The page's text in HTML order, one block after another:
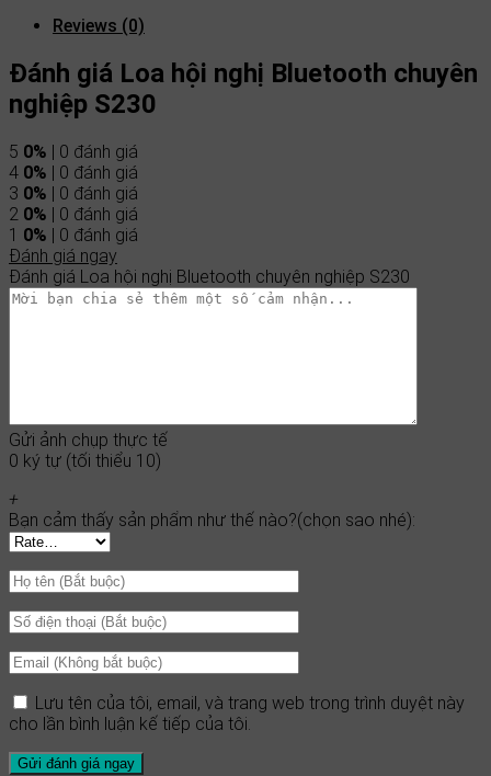
Reviews (0)
Đánh giá Loa hội nghị Bluetooth chuyên
nghiệp S230
5 0% | 0 đánh giá
4 0% | 0 đánh giá
3 0% | 0 đánh giá
2 0% | 0 đánh giá
1 0% | 0 đánh giá
Đánh giá ngay
Đánh giá Loa hội nghị Bluetooth chuyên nghiệp S230
Gửi ảnh chụp thực tế
0 ký tự (tối thiểu 10)
+
Bạn cảm thấy sản phẩm như thế nào?(chọn sao nhé):
Lưu tên của tôi, email, và trang web trong trình duyệt này
cho lần bình luận kế tiếp của tôi.